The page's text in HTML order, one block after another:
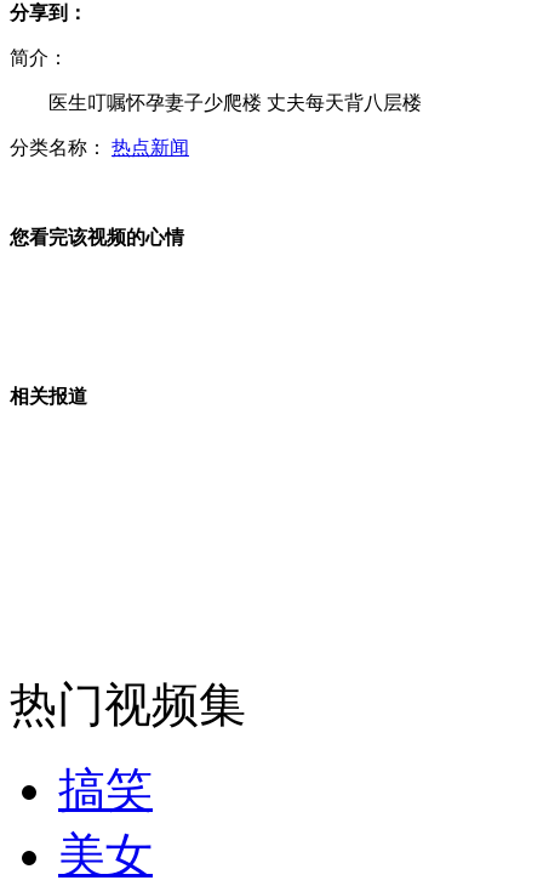
埃及军方否认将西奈半岛列为军事区
卖甘蔗打“气死白糖”广告走红
山西运城恶犬咬伤多人 警民合力深夜将其击毙
女孩北京地铁殴打老人 痛下狠手拳打脚踢
分享到：
简介：
医生叮嘱怀孕妻子少爬楼 丈夫每天背八层楼
分类名称： 热点新闻
您看完该视频的心情
相关报道
热门视频集
搞笑
美女